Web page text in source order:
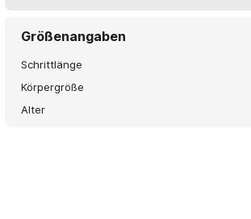
Größenangaben
Schrittlänge
Körpergröße
Alter